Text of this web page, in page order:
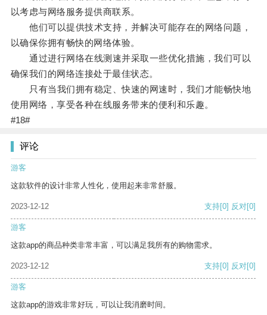
以考虑与网络服务提供商联系。
他们可以提供技术支持，并解决可能存在的网络问题，
以确保你拥有畅快的网络体验。
通过进行网络在线测速并采取一些优化措施，我们可以
确保我们的网络连接处于最佳状态。
只有当我们拥有稳定、快速的网速时，我们才能畅快地
使用网络，享受各种在线服务带来的便利和乐趣。
#18#
评论
游客
这款软件的设计非常人性化，使用起来非常舒服。
2023-12-12 支持[0] 反对[0]
游客
这款app的商品种类非常丰富，可以满足我所有的购物需求。
2023-12-12 支持[0] 反对[0]
游客
这款app的游戏非常好玩，可以让我消磨时间。